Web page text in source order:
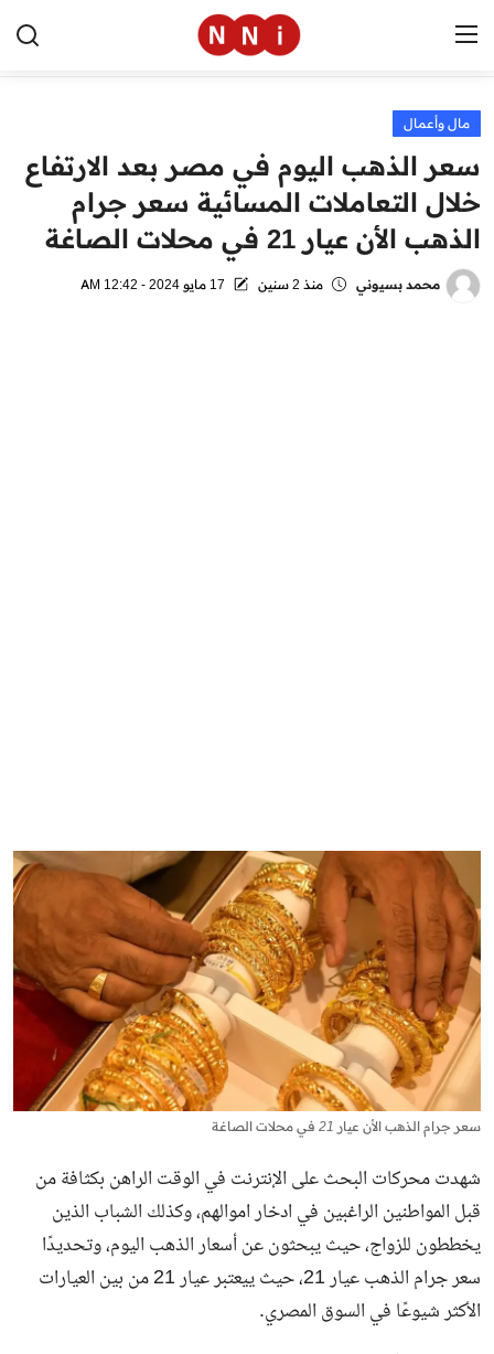
الرئيسية
اخبار مصر
العالم
الرياضة
مال وأعمال
سعر الذهب اليوم في مصر بعد الارتفاع
خلال التعاملات المسائية سعر جرام
الذهب الأن عيار 21 في محلات الصاغة
محمد بسيوني منذ 2 سنين 17 مايو 2024 - 12:42 AM
سعر جرام الذهب الأن عيار 21 في محلات الصاغة
شهدت محركات البحث على الإنترنت في الوقت الراهن بكثافة من
قبل المواطنين الراغبين في ادخار اموالهم، وكذلك الشباب الذين
يخططون للزواج، حيث يبحثون عن أسعار الذهب اليوم، وتحديدًا
سعر جرام الذهب عيار 21، حيث ييعتبر عيار 21 من بين العيارات
الأكثر شيوعًا في السوق المصري.